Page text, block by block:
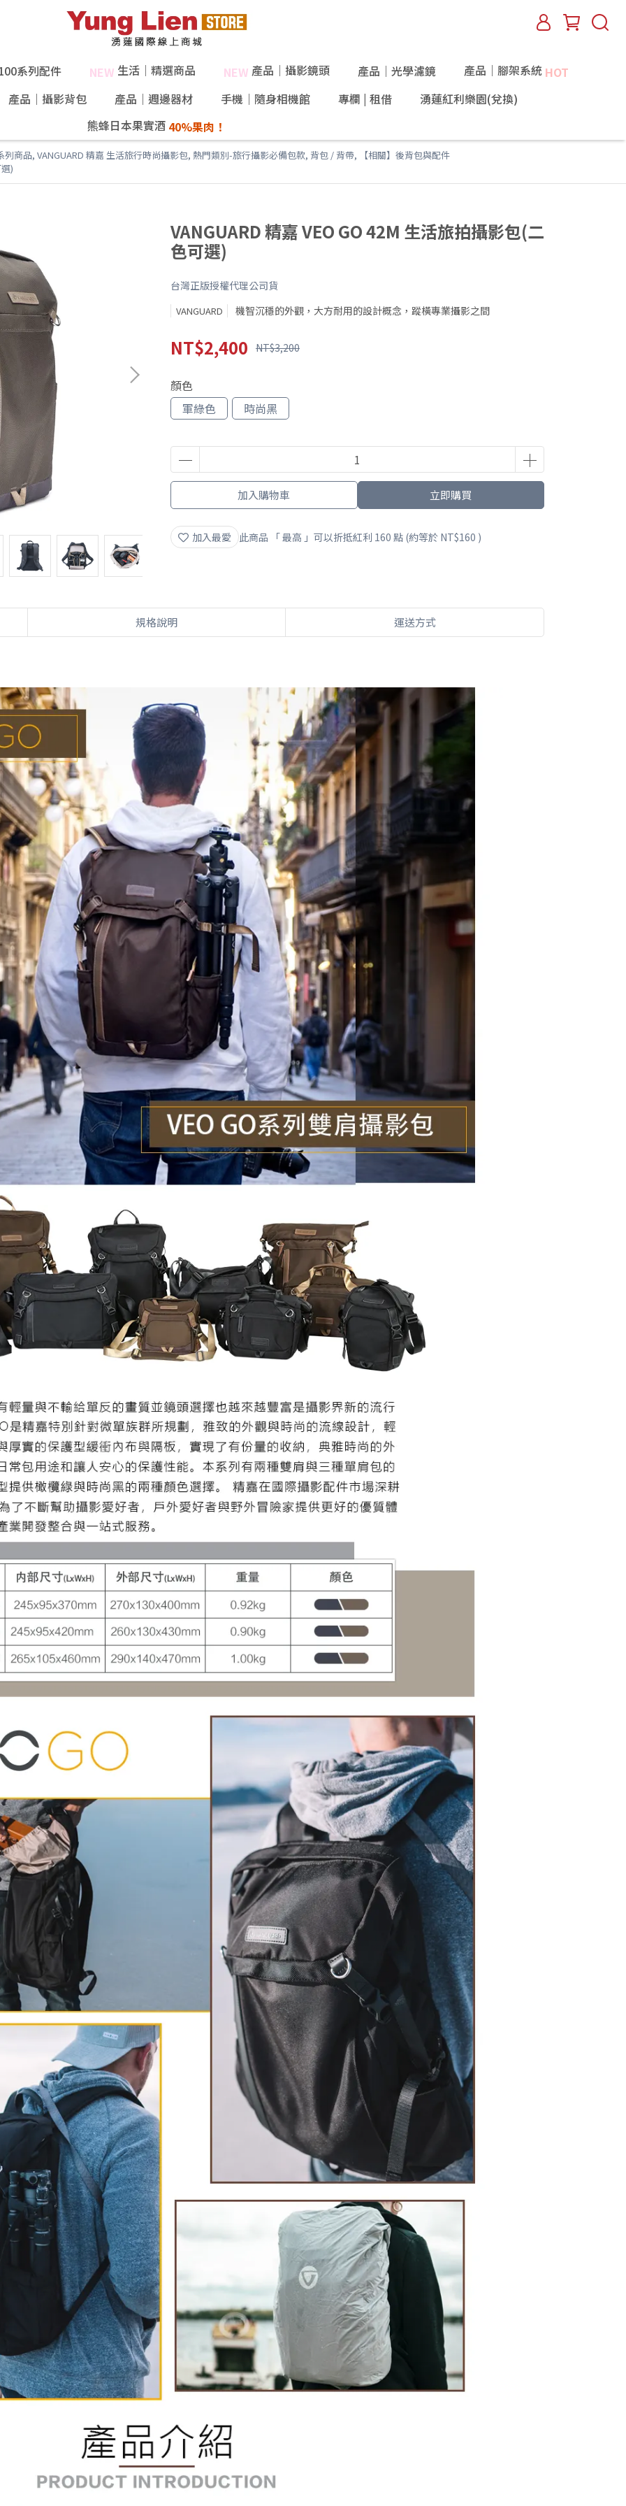
系列配件 NEW 生活｜精選商品 NEW 產品｜攝影鏡頭 產品｜光學濾鏡 產品｜腳架系統HOT
產品｜攝影背包
產品｜週邊器材 手機｜隨身相機館 專欄 | 租借
湧蓮紅利樂園(兌換)
熊蜂日本果實酒
列商品, VANGUARD 精嘉 生活旅行時尚攝影包, 熱門類別-旅行攝影必備包款, 背包 / 背帶,
【相關】後背包與配件
)
VANGUARD 精嘉 VEO GO 42M 生活旅拍攝影包(二
色可選)
台灣正版授權代理公司貨
VANGUARD 機智沉穩的外觀，大方耐用的設計概念，蹤橫專業攝影之間
NT$2,400 NT$3,200
顏色
軍綠色
時尚黑
加入購物車 立即購買
加入最愛 此商品 「 最高 」可以折抵紅利 160 點 (約等於 NT$160 )
規格說明 運送方式